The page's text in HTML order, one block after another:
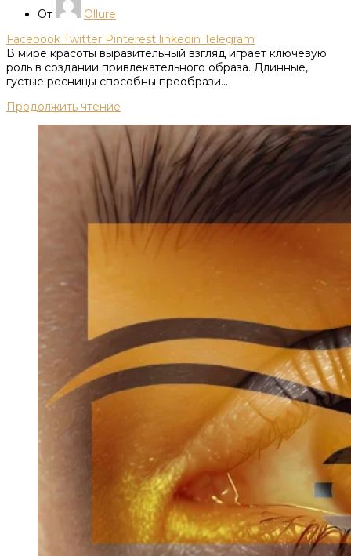
От
Ollure
Facebook Twitter Pinterest linkedin Telegram
В мире красоты выразительный взгляд играет ключевую
роль в создании привлекательного образа. Длинные,
густые ресницы способны преобрази...
Продолжить чтение